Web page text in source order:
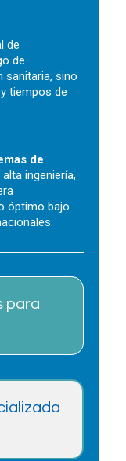
de
de
sanitaria, sino
tiempos de
de
alta ingeniería,
óptimo bajo
para